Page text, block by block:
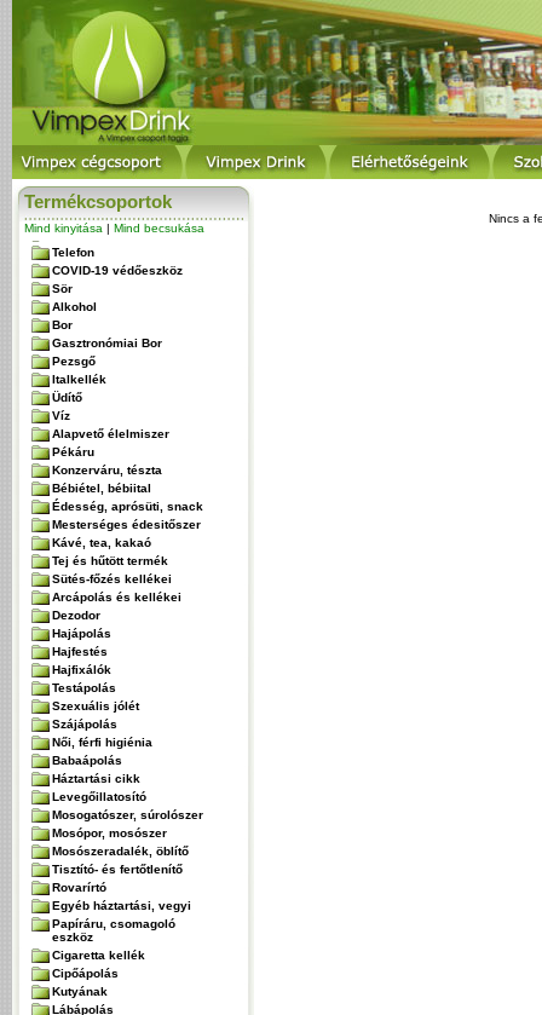
Termékcsoportok
Mind kinyitása | Mind becsukása
Telefon
COVID-19 védőeszköz
Sör
Alkohol
Bor
Gasztronómiai Bor
Pezsgő
Italkellék
Üdítő
Víz
Alapvető élelmiszer
Pékáru
Konzerváru, tészta
Bébiétel, bébiital
Édesség, aprósüti, snack
Mesterséges édesitőszer
Kávé, tea, kakaó
Tej és hűtött termék
Sütés-főzés kellékei
Arcápolás és kellékei
Dezodor
Hajápolás
Hajfestés
Hajfixálók
Testápolás
Szexuális jólét
Szájápolás
Női, férfi higiénia
Babaápolás
Háztartási cikk
Levegőillatosító
Mosogatószer, súrolószer
Mosópor, mosószer
Mosószeradalék, öblítő
Tisztító- és fertőtlenítő
Rovarírtó
Egyéb háztartási, vegyi
Papíráru, csomagoló
eszköz
Cigaretta kellék
Cipőápolás
Kutyának
Lábápolás
Nincs a